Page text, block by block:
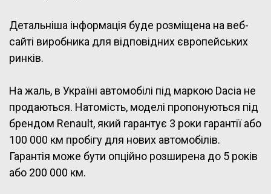
Детальніша інформація буде розміщена на веб-
сайті виробника для відповідних європейських
ринків.
На жаль, в Україні автомобілі під маркою Dacia не
продаються. Натомість, моделі пропонуються під
брендом Renault, який гарантує 3 роки гарантії або
100 000 км пробігу для нових автомобілів.
Гарантія може бути опційно розширена до 5 років
або 200 000 км.